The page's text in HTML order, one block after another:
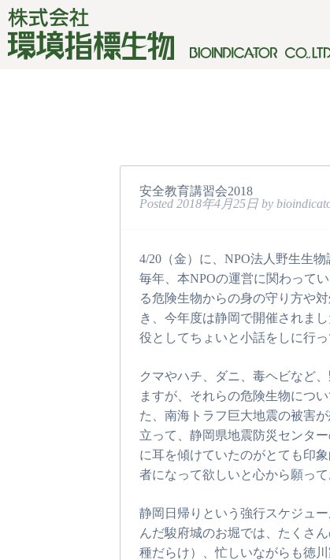
安全教育講習会2018
Posted 2018年4月25日 by
4/20（金）に、NPO法人野生生
毎年、本NPOの運営に関わって
る危険生物からの身の守り方や
き、今年度は静岡で開催されま
役としてちょいと小話をしに行っ
クマやハチ、ダニ、毒ヘビなど
ますが、それらの危険生物につ
た、南海トラフ巨大地震の被害
立って、静岡県地震防災センタ
に耳を傾けていたのがとても印
者になって欲しいと心から願って
静岡日帰りという強行スケジュ
んだ駿府城のお堀では、たくさ
種だらけ）、忙しいながらも徳